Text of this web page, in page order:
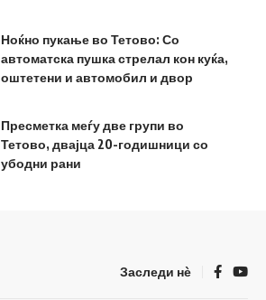
Ноќно пукање во Тетово: Со
автоматска пушка стрелал кон куќа,
оштетени и автомобил и двор
Пресметка меѓу две групи во
Тетово, двајца 20-годишници со
убодни рани
Заследи нѐ